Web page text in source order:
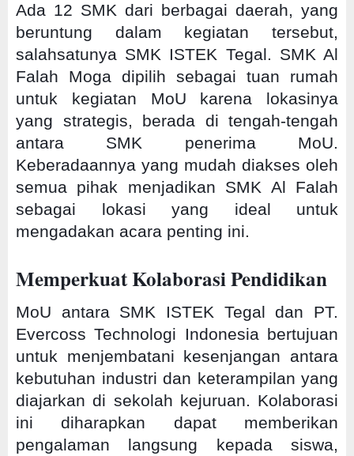
Ada 12 SMK dari berbagai daerah, yang
beruntung dalam kegiatan tersebut,
salahsatunya SMK ISTEK Tegal. SMK Al
Falah Moga dipilih sebagai tuan rumah
untuk kegiatan MoU karena lokasinya
yang strategis, berada di tengah-tengah
antara SMK penerima MoU.
Keberadaannya yang mudah diakses oleh
semua pihak menjadikan SMK Al Falah
sebagai lokasi yang ideal untuk
mengadakan acara penting ini.
Memperkuat Kolaborasi Pendidikan
MoU antara SMK ISTEK Tegal dan PT.
Evercoss Technologi Indonesia bertujuan
untuk menjembatani kesenjangan antara
kebutuhan industri dan keterampilan yang
diajarkan di sekolah kejuruan. Kolaborasi
ini diharapkan dapat memberikan
pengalaman langsung kepada siswa,